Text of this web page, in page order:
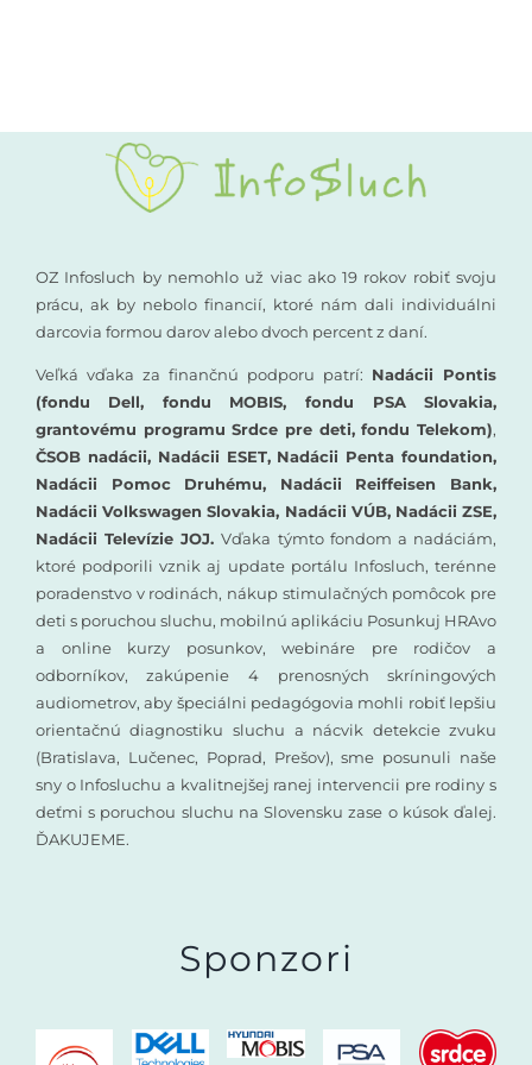
Rané poradenstvo
Vzdelávanie
OZ Infosluch by nemohlo už viac ako 19 rokov robiť svoju
prácu, ak by nebolo financií, ktoré nám dali individuálni
darcovia formou darov alebo dvoch percent z daní.
Veľká vďaka za finančnú podporu patrí: Nadácii Pontis
(fondu Dell, fondu MOBIS, fondu PSA Slovakia,
grantovému programu Srdce pre deti, fondu Telekom),
ČSOB nadácii, Nadácii ESET, Nadácii Penta foundation,
Nadácii Pomoc Druhému, Nadácii Reiffeisen Bank,
Nadácii Volkswagen Slovakia, Nadácii VÚB, Nadácii ZSE,
Nadácii Televízie JOJ.Vďaka týmto fondom a nadáciám,
ktoré podporili vznik aj update portálu Infosluch, terénne
poradenstvo v rodinách, nákup stimulačných pomôcok pre
deti s poruchou sluchu, mobilnú aplikáciu Posunkuj HRAvo
a online kurzy posunkov, webináre pre rodičov a
odborníkov, zakúpenie 4 prenosných skríningových
audiometrov, aby špeciálni pedagógovia mohli robiť lepšiu
orientačnú diagnostiku sluchu a nácvik detekcie zvuku
(Bratislava, Lučenec, Poprad, Prešov), sme posunuli naše
sny o Infosluchu a kvalitnejšej ranej intervencii pre rodiny s
deťmi s poruchou sluchu na Slovensku zase o kúsok ďalej.
ĎAKUJEME.
Sponzori